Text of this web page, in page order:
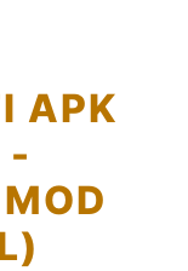
APK
-